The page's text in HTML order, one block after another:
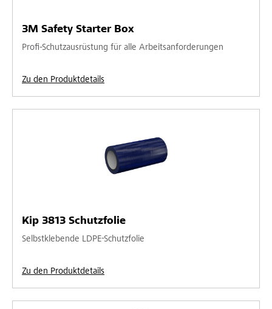
3M Safety Starter Box
Profi-Schutzausrüstung für alle Arbeitsanforderungen
Zu den Produktdetails
Kip 3813 Schutzfolie
Selbstklebende LDPE-Schutzfolie
Zu den Produktdetails